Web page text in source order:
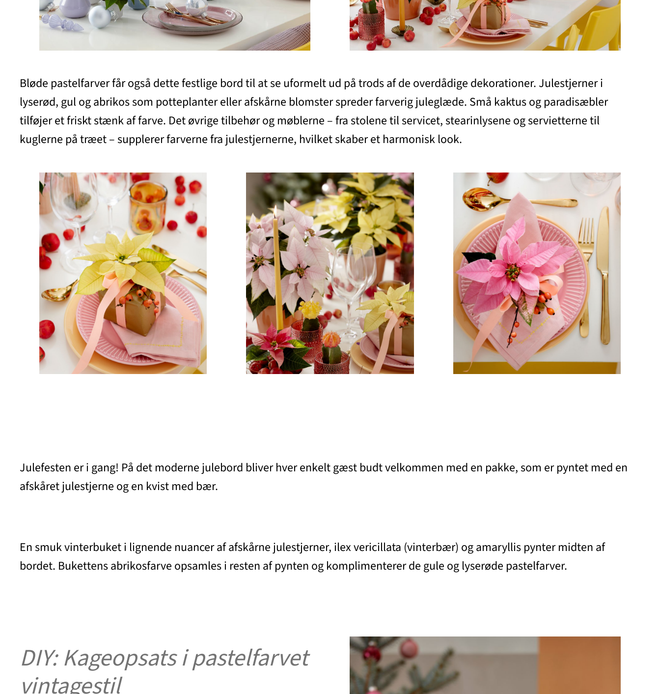
Bløde pastelfarver får også dette festlige bord til at se uformelt ud på trods af de overdådige dekorationer. Julestjerner i
lyserød, gul og abrikos som potteplanter eller afskårne blomster spreder farverig juleglæde. Små kaktus og paradisæbler
tilføjer et friskt stænk af farve. Det øvrige tilbehør og møblerne – fra stolene til servicet, stearinlysene og servietterne til
kuglerne på træet – supplerer farverne fra julestjernerne, hvilket skaber et harmonisk look.
Julefesten er i gang! På det moderne julebord bliver hver enkelt gæst budt velkommen med en pakke, som er pyntet med en
afskåret julestjerne og en kvist med bær.
En smuk vinterbuket i lignende nuancer af afskårne julestjerner, ilex vericillata (vinterbær) og amaryllis pynter midten af
bordet. Bukettens abrikosfarve opsamles i resten af pynten og komplimenterer de gule og lyserøde pastelfarver.
DIY: Kageopsats i pastelfarvet
vintagestil